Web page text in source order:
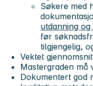
Søkere med
utdanning
før
tilgjengelig,
Vektet
Mastergraden
Dokumentert god